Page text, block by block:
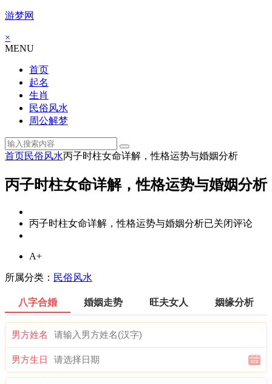
游梦网
×
MENU
首页
起名
生肖
民俗风水
周公解梦
首页民俗风水丙子时柱女命详解，性格运势与婚姻分析
丙子时柱女命详解，性格运势与婚姻分析
丙子时柱女命详解，性格运势与婚姻分析已关闭评论
A+
所属分类： 民俗风水
八字合婚 婚姻走势 旺夫女人 姻缘分析
男方姓名
男方生日